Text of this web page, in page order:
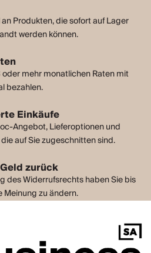
Produkten, die sofort auf Lager
werden können.
mehr monatlichen Raten mit
bezahlen.
Einkäufe
Angebot, Lieferoptionen und
auf Sie zugeschnitten sind.
zurück
des Widerrufsrechts haben Sie bis
Meinung zu ändern.